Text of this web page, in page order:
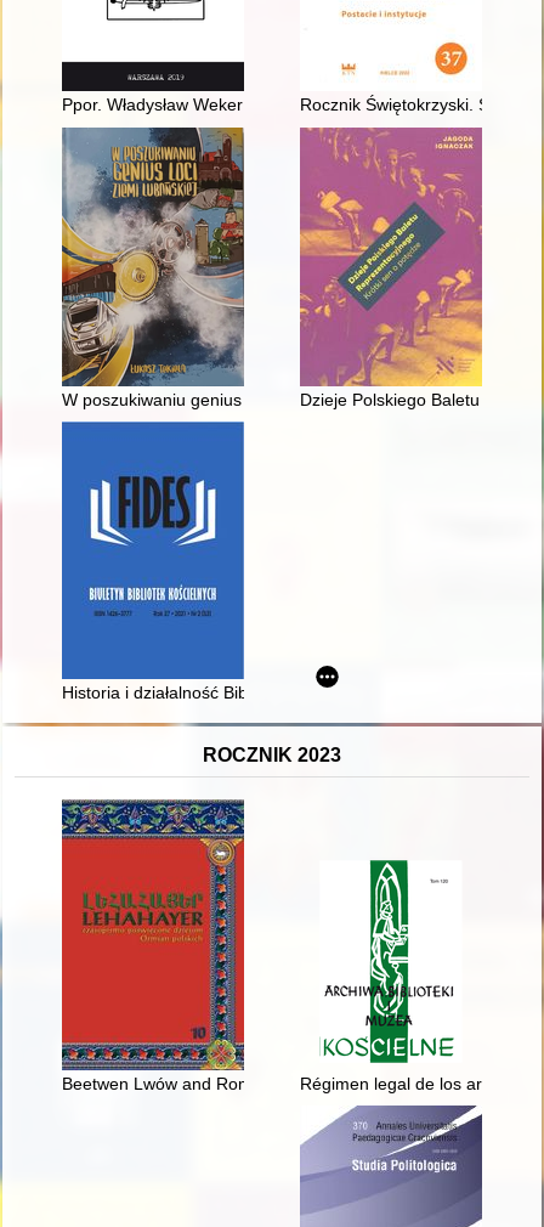
Ppor. Władysław Weker "Franciszek", "Sylwester", szef Biura
Rocznik Świętokrzyski. Seria
W poszukiwaniu genius loci ziemi lubańskiej
Dzieje Polskiego Baletu
Historia i działalność Biblioteki Sióstr Loretanek w Domu
ROCZNIK 2023
Beetwen Lwów and Rome : Armenians in Transylvania and
Régimen legal de los archivos